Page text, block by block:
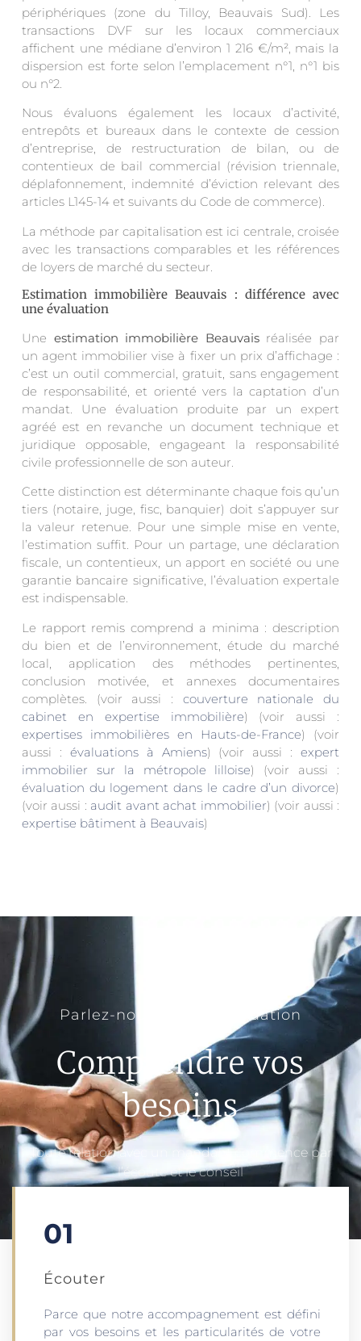
périphériques (zone du Tilloy, Beauvais Sud). Les
transactions DVF sur les locaux commerciaux
affichent une médiane d’environ 1 216 €/m², mais la
dispersion est forte selon l’emplacement n°1, n°1 bis
ou n°2.
Nous évaluons également les locaux d’activité,
entrepôts et bureaux dans le contexte de cession
d’entreprise, de restructuration de bilan, ou de
contentieux de bail commercial (révision triennale,
déplafonnement, indemnité d’éviction relevant des
articles L145-14 et suivants du Code de commerce).
La méthode par capitalisation est ici centrale, croisée
avec les transactions comparables et les références
de loyers de marché du secteur.
Estimation immobilière Beauvais : différence avec
une évaluation
Une estimation immobilière Beauvaisréalisée par
un agent immobilier vise à fixer un prix d’affichage :
c’est un outil commercial, gratuit, sans engagement
de responsabilité, et orienté vers la captation d’un
mandat. Une évaluation produite par un expert
agréé est en revanche un document technique et
juridique opposable, engageant la responsabilité
civile professionnelle de son auteur.
Cette distinction est déterminante chaque fois qu’un
tiers (notaire, juge, fisc, banquier) doit s’appuyer sur
la valeur retenue. Pour une simple mise en vente,
l’estimation suffit. Pour un partage, une déclaration
fiscale, un contentieux, un apport en société ou une
garantie bancaire significative, l’évaluation expertale
est indispensable.
Le rapport remis comprend a minima : description
du bien et de l’environnement, étude du marché
local, application des méthodes pertinentes,
conclusion motivée, et annexes documentaires
complètes. (voir aussi : couverture nationale du
cabinet en expertise immobilière) (voir aussi :
expertises immobilières en Hauts-de-France) (voir
aussi : évaluations à Amiens) (voir aussi : expert
immobilier sur la métropole lilloise) (voir aussi :
évaluation du logement dans le cadre d’un divorce)
(voir aussi : audit avant achat immobilier) (voir aussi :
expertise bâtiment à Beauvais)
Parlez-nous de votre situation
Comprendre vos
besoins
Toute relation avec un mandant commence par
l’écoute et le conseil
01
Écouter​
Parce que notre accompagnement est défini
par vos besoins et les particularités de votre